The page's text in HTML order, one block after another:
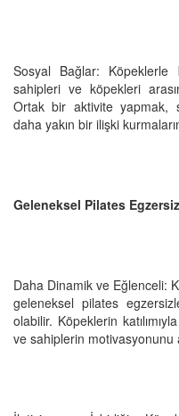
Sosyal Bağlar: Köpeklerle
sahipleri ve köpekleri
Ortak bir aktivite yapmak,
daha yakın bir ilişki
Geleneksel Pilates
Daha Dinamik ve Eğlenceli:
geleneksel pilates
olabilir. Köpeklerin
ve sahiplerin motivasyonunu